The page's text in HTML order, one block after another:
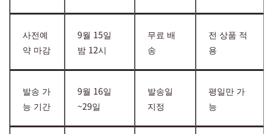
사전예
약 마감
9월 15일
밤 12시
무료 배
송
전 상품 적
용
발송 가
능 기간
9월 16일
~29일
발송일
지정
평일만 가
능